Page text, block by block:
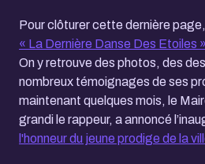
Pour clôturer cette dernière
« La Dernière Danse Des Etoiles »
On y retrouve des photos, des
nombreux témoignages de ses
maintenant quelques mois, le
grandi le rappeur, a annoncé
l'honneur du jeune prodige de la